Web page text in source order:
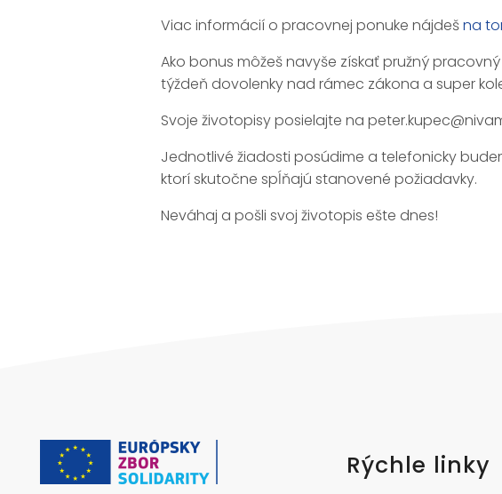
Viac informácií o pracovnej ponuke nájdešna
Ako bonus môžeš navyše získať pružný
týždeň dovolenky nad rámec zákona a super
Svoje životopisy posielajte na
Jednotlivé žiadosti posúdime a telefonicky
ktorí skutočne spĺňajú stanovené požiadavky.
Neváhaj a pošli svoj životopis ešte dnes!
Rýchle linky